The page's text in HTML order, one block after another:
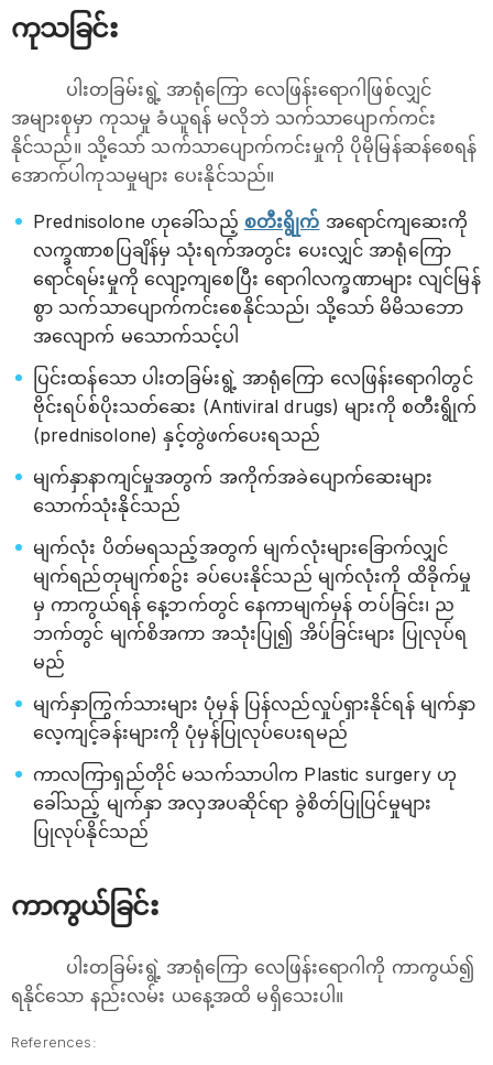
ကုသခြင်း
ပါးတခြမ်းရွဲ့ အာရုံကြော​ လေဖြန်း​ရောဂါဖြစ်လျှင်
အများစုမှာ ကုသမှု ခံယူရန် မလိုဘဲ သက်သာပျောက်ကင်း
နိုင်သည်။ သို့သော် သက်သာပျောက်ကင်းမှုကို ပိုမိုမြန်ဆန်စေရန်
အောက်ပါကုသမှုများ ပေးနိုင်သည်။
Prednisolone ဟုခေါ်သည့် စတီးရွိုက် အရောင်ကျဆေးကို
လက္ခဏာစပြချိန်မှ သုံးရက်အတွင်း ပေးလျှင် အာရုံကြော
ရောင်ရမ်းမှုကို လျော့ကျစေပြီး ရောဂါလက္ခဏာများ လျင်မြန်
စွာ သက်သာပျောက်ကင်းစေနိုင်သည်၊ သို့သော် မိမိသဘော
အလျောက် မသောက်သင့်ပါ
ပြင်းထန်သော ပါးတခြမ်းရွဲ့ အာရုံကြော ​လေဖြန်း​ရောဂါတွင်
ဗိုင်းရပ်စ်ပိုးသတ်ဆေး (Antiviral drugs) များကို စတီးရွိုက်
(prednisolone) နှင့်တွဲဖက်ပေးရသည်
မျက်နှာနာကျင်မှုအတွက် အကိုက်အခဲပျောက်ဆေးများ
သောက်သုံးနိုင်သည်
မျက်လုံး ပိတ်မရသည့်အတွက် မျက်လုံးများခြောက်လျှင်
မျက်ရည်တုမျက်စဥ်း ခပ်ပေးနိုင်သည် မျက်လုံးကို ထိခိုက်မှု
မှ ကာကွယ်ရန် နေ့ဘက်တွင် နေကာမျက်မှန် တပ်ခြင်း၊ ည
ဘက်တွင် မျက်စိအကာ အသုံးပြု၍ အိပ်ခြင်းများ ပြုလုပ်ရ
မည်
မျက်နှာကြွက်သားများ ပုံမှန် ပြန်လည်လှုပ်ရှားနိုင်ရန် မျက်နှာ
လေ့ကျင့်ခန်းများကို ပုံမှန်ပြုလုပ်ပေးရမည်
ကာလကြာရှည်တိုင် မသက်သာပါက Plastic surgery ဟု
ခေါ်သည့် မျက်နှာ အလှအပဆိုင်ရာ ခွဲစိတ်ပြုပြင်မှုများ
ပြုလုပ်နိုင်သည်
ကာကွယ်ခြင်း
ပါးတခြမ်းရွဲ့ အာရုံကြော​ လေဖြန်း​ရောဂါကို ကာကွယ်၍
ရနိုင်သော နည်းလမ်း ယနေ့အထိ မရှိသေးပါ။
References: